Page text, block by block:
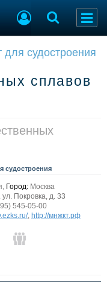
для судостроения
сплавов
судостроения
Город: Москва
ул. Покровка, д. 33
545-05-00
, http://мнжкт.рф